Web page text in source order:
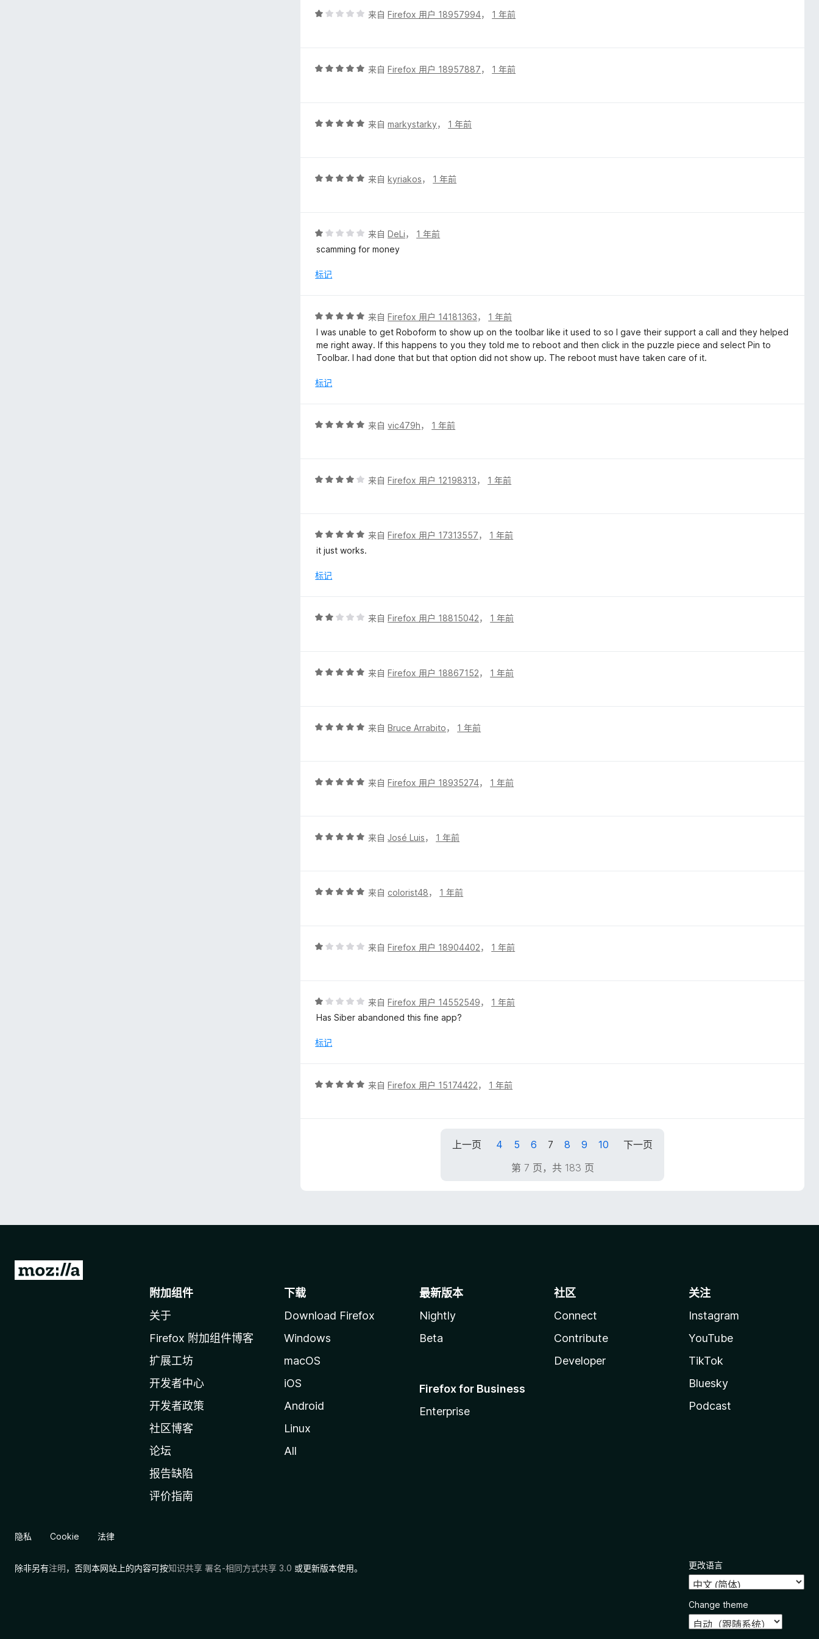
5
评
5
来自Firefox 用户 18957994， 1 年前
评
5
来自Firefox 用户 18957887， 1 年前
评
5
来自markystarky， 1 年前
评
5
来自kyriakos， 1 年前
评
分
/
来自DeLi， 1 年前
scamming for money
标记
评
分
5
/
来自Firefox 用户 14181363， 1 年前
I was unable to get Roboform to show up on the toolbar like it used to so I gave their support a call and they helped
me right away. If this happens to you they told me to reboot and then click in the puzzle piece and select Pin to
Toolbar. I had done that but that option did not show up. The reboot must have taken care of it.
标记
评
5
来自vic479h， 1 年前
评
5
来自Firefox 用户 12198313， 1 年前
评
分
/
来自Firefox 用户 17313557， 1 年前
it just works.
标记
评
5
来自Firefox 用户 18815042， 1 年前
评
5
来自Firefox 用户 18867152， 1 年前
评
5
来自Bruce Arrabito， 1 年前
评
5
来自Firefox 用户 18935274， 1 年前
评
5
来自José Luis， 1 年前
评
5
来自 colorist48， 1 年前
评
5
来自Firefox 用户 18904402， 1 年前
评
分
/
来自Firefox 用户 14552549， 1 年前
Has Siber abandoned this fine app?
标记
评
来自Firefox 用户 15174422， 1 年前
上一页 4 5 6 7 8 9 10
下一页
第 7 页，共 183 页
转
附加组件
关于
Firefox 附加组件博客
扩展工坊
开发者中心
开发者政策
社区博客
论坛
报告缺陷
评价指南
下载
Download Firefox
Windows
macOS
iOS
Android
Linux
All
最新版本
Nightly
Beta
Firefox for Business
Enterprise
社区
Connect
Contribute
Developer
关注
Instagram
YouTube
TikTok
Bluesky
Podcast
隐私 Cookie 法律
除非另有注明，否则本网站上的内容可按知识共享 署名-相同方式共享 3.0 或更新版本使用。 更改语言
Change theme